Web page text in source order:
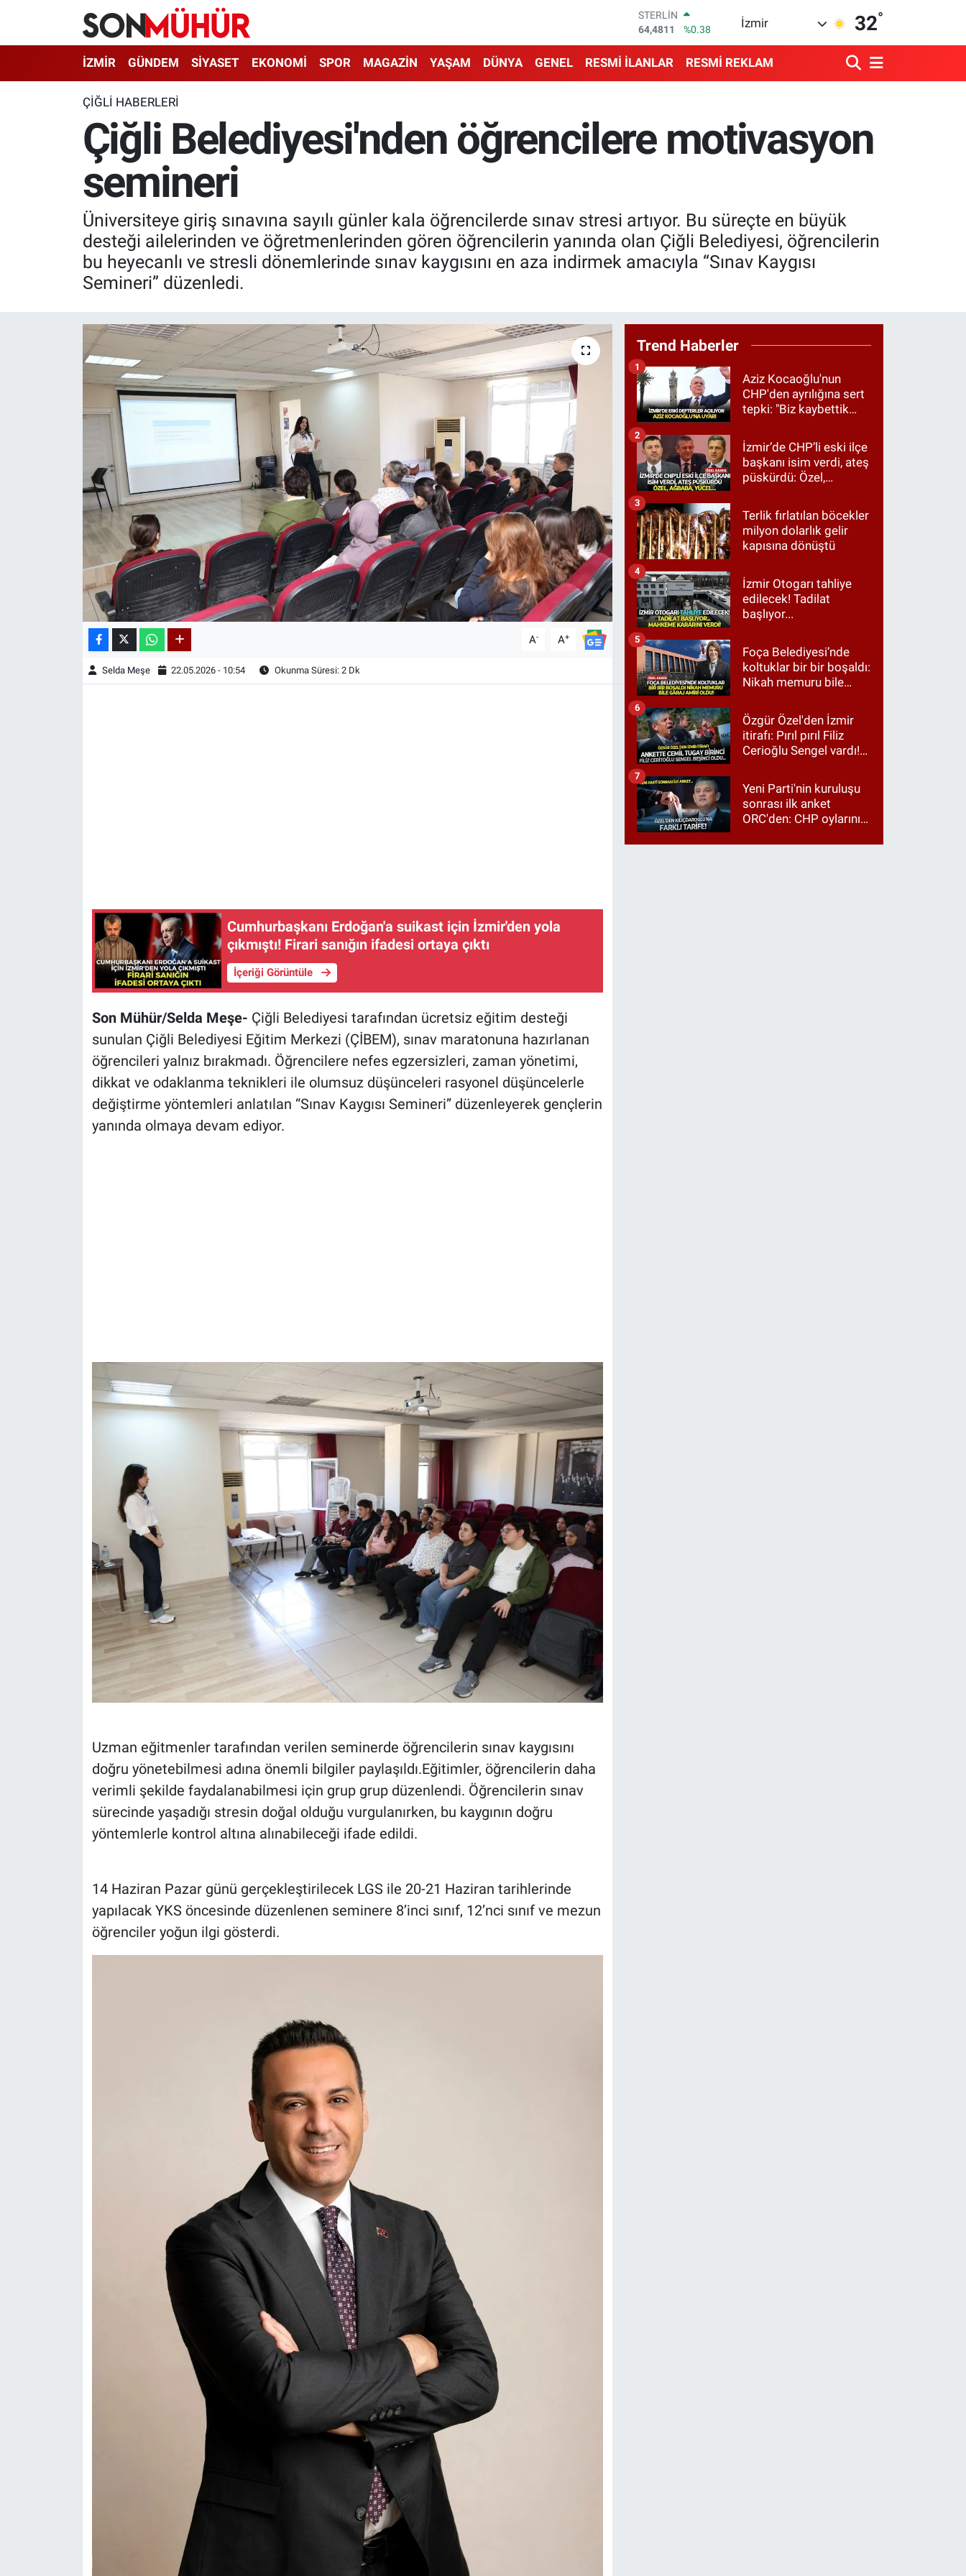
GRAM ALTIN
6660.55
%0.03
BİST100
13.779
%-14
EURO
55,2510
%0.32
İzmir 32°
İZMİR GÜNDEM SİYASET EKONOMİ SPOR MAGAZİN YAŞAM DÜNYA GENEL RESMİ İLANLAR RESMİ REKLAM
ÇIĞLI HABERLERI
Çiğli Belediyesi'nden öğrencilere motivasyon
semineri
Üniversiteye giriş sınavına sayılı günler kala öğrencilerde sınav stresi artıyor. Bu süreçte en büyük
desteği ailelerinden ve öğretmenlerinden gören öğrencilerin yanında olan Çiğli Belediyesi, öğrencilerin
bu heyecanlı ve stresli dönemlerinde sınav kaygısını en aza indirmek amacıyla “Sınav Kaygısı
Semineri” düzenledi.
A- A+
Selda Meşe 22.05.2026 - 10:54 Okunma Süresi: 2 Dk
Cumhurbaşkanı Erdoğan'a suikast için İzmir'den yola
çıkmıştı! Firari sanığın ifadesi ortaya çıktı
İçeriği Görüntüle
Son Mühür/Selda Meşe- Çiğli Belediyesi tarafından ücretsiz eğitim desteği
sunulan Çiğli Belediyesi Eğitim Merkezi (ÇİBEM), sınav maratonuna hazırlanan
öğrencileri yalnız bırakmadı. Öğrencilere nefes egzersizleri, zaman yönetimi,
dikkat ve odaklanma teknikleri ile olumsuz düşünceleri rasyonel düşüncelerle
değiştirme yöntemleri anlatılan “Sınav Kaygısı Semineri” düzenleyerek gençlerin
yanında olmaya devam ediyor.
Uzman eğitmenler tarafından verilen seminerde öğrencilerin sınav kaygısını
doğru yönetebilmesi adına önemli bilgiler paylaşıldı.Eğitimler, öğrencilerin daha
verimli şekilde faydalanabilmesi için grup grup düzenlendi. Öğrencilerin sınav
sürecinde yaşadığı stresin doğal olduğu vurgulanırken, bu kaygının doğru
yöntemlerle kontrol altına alınabileceği ifade edildi.
14 Haziran Pazar günü gerçekleştirilecek LGS ile 20-21 Haziran tarihlerinde
yapılacak YKS öncesinde düzenlenen seminere 8’inci sınıf, 12’nci sınıf ve mezun
öğrenciler yoğun ilgi gösterdi.
Trend Haberler
Aziz Kocaoğlu'nun
CHP'den ayrılığına sert
tepki: "Biz kaybettik
etmedik"
1
İzmir’de CHP’li eski ilçe
başkanı isim verdi, ateş
püskürdü: Özel,
2
Terlik fırlatılan böcekler
milyon dolarlık gelir
kapısına dönüştü
3
İzmir Otogarı tahliye
edilecek! Tadilat
başlıyor...
4
Foça Belediyesi’nde
koltuklar bir bir boşaldı:
Nikah memuru bile
5
Özgür Özel'den İzmir
itirafı: Pırıl pırıl Filiz
Cerioğlu Sengel vardı!
Tugay birinci çıktı
6
Yeni Parti'nin kuruluşu
sonrası ilk anket
ORC'den: CHP oylarının
üçte biri Kılıçdaroğlu'na
7
İzmir Nöbetçi Eczaneler
İzmir Hava Durumu
İzmir Namaz Vakitleri
İzmir Trafik Yoğunluk Haritası
Süper Lig Puan Durumu ve Fikstür
Tüm Manşetler
Son Dakika Haberleri